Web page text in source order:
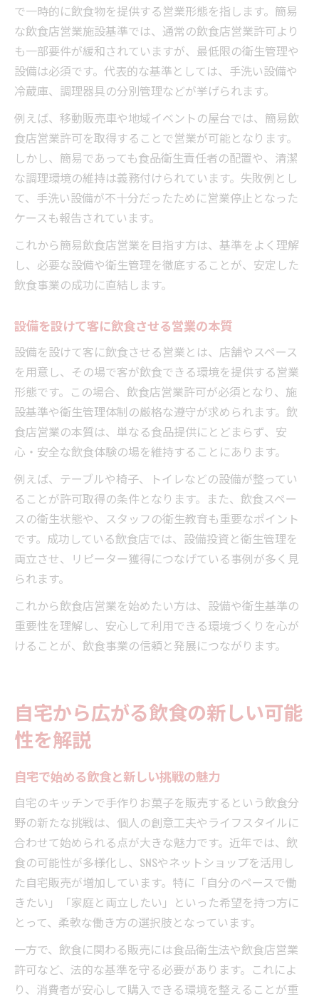
で一時的に飲食物を提供する営業形態を指します。簡易
な飲食店営業施設基準では、通常の飲食店営業許可より
も一部要件が緩和されていますが、最低限の衛生管理や
設備は必須です。代表的な基準としては、手洗い設備や
冷蔵庫、調理器具の分別管理などが挙げられます。
例えば、移動販売車や地域イベントの屋台では、簡易飲
食店営業許可を取得することで営業が可能となります。
しかし、簡易であっても食品衛生責任者の配置や、清潔
な調理環境の維持は義務付けられています。失敗例とし
て、手洗い設備が不十分だったために営業停止となった
ケースも報告されています。
これから簡易飲食店営業を目指す方は、基準をよく理解
し、必要な設備や衛生管理を徹底することが、安定した
飲食事業の成功に直結します。
設備を設けて客に飲食させる営業の本質
設備を設けて客に飲食させる営業とは、店舗やスペース
を用意し、その場で客が飲食できる環境を提供する営業
形態です。この場合、飲食店営業許可が必須となり、施
設基準や衛生管理体制の厳格な遵守が求められます。飲
食店営業の本質は、単なる食品提供にとどまらず、安
心・安全な飲食体験の場を維持することにあります。
例えば、テーブルや椅子、トイレなどの設備が整ってい
ることが許可取得の条件となります。また、飲食スペー
スの衛生状態や、スタッフの衛生教育も重要なポイント
です。成功している飲食店では、設備投資と衛生管理を
両立させ、リピーター獲得につなげている事例が多く見
られます。
これから飲食店営業を始めたい方は、設備や衛生基準の
重要性を理解し、安心して利用できる環境づくりを心が
けることが、飲食事業の信頼と発展につながります。
自宅から広がる飲食の新しい可能
性を解説
自宅で始める飲食と新しい挑戦の魅力
自宅のキッチンで手作りお菓子を販売するという飲食分
野の新たな挑戦は、個人の創意工夫やライフスタイルに
合わせて始められる点が大きな魅力です。近年では、飲
食の可能性が多様化し、SNSやネットショップを活用し
た自宅販売が増加しています。特に「自分のペースで働
きたい」「家庭と両立したい」といった希望を持つ方に
とって、柔軟な働き方の選択肢となっています。
一方で、飲食に関わる販売には食品衛生法や飲食店営業
許可など、法的な基準を守る必要があります。これによ
り、消費者が安心して購入できる環境を整えることが重